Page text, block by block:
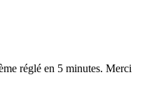
réglé en 5 minutes. Merci